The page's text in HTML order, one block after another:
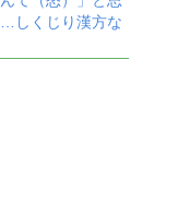
しくじり漢方な